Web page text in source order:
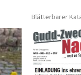
Blätterbarer